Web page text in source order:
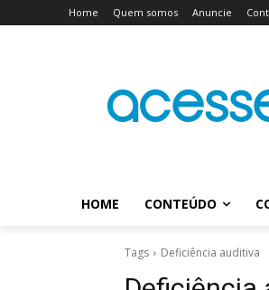
Home Quem somos Anuncie
HOME CONTEÚDO
Tags Deficiência auditiva